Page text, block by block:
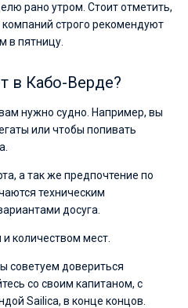
рано утром. Стоит отметить,
строго рекомендуют
в пятницу.
в Кабо-Верде?
нужно судно. Например, вы
или чтобы попивать
а так же предпочтение по
техническим
досуга.
количеством мест.
советуем довериться
со своим капитаном, с
Sailica, в конце концов.